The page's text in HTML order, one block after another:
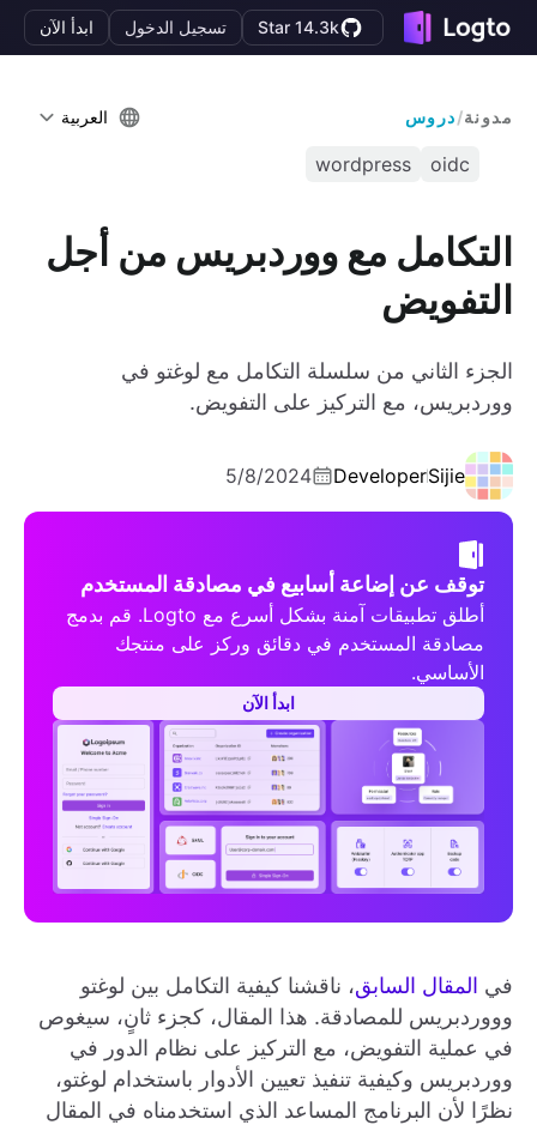
Star 14.3k تسجيل الدخول ابدأ الآن
مدونة/دروس العربية
oidc
wordpress
التكامل مع ووردبريس من أجل
التفويض
الجزء الثاني من سلسلة التكامل مع لوغتو في
ووردبريس، مع التركيز على التفويض.
Sijie
Developer
5/8/2024
توقف عن إضاعة أسابيع في مصادقة المستخدم
أطلق تطبيقات آمنة بشكل أسرع مع Logto. قم بدمج
مصادقة المستخدم في دقائق وركز على منتجك
الأساسي.
ابدأ الآن
في المقال السابق، ناقشنا كيفية التكامل بين لوغتو
وووردبريس للمصادقة. هذا المقال، كجزء ثانٍ، سيغوص
في عملية التفويض، مع التركيز على نظام الدور في
ووردبريس وكيفية تنفيذ تعيين الأدوار باستخدام لوغتو،
نظرًا لأن البرنامج المساعد الذي استخدمناه في المقال